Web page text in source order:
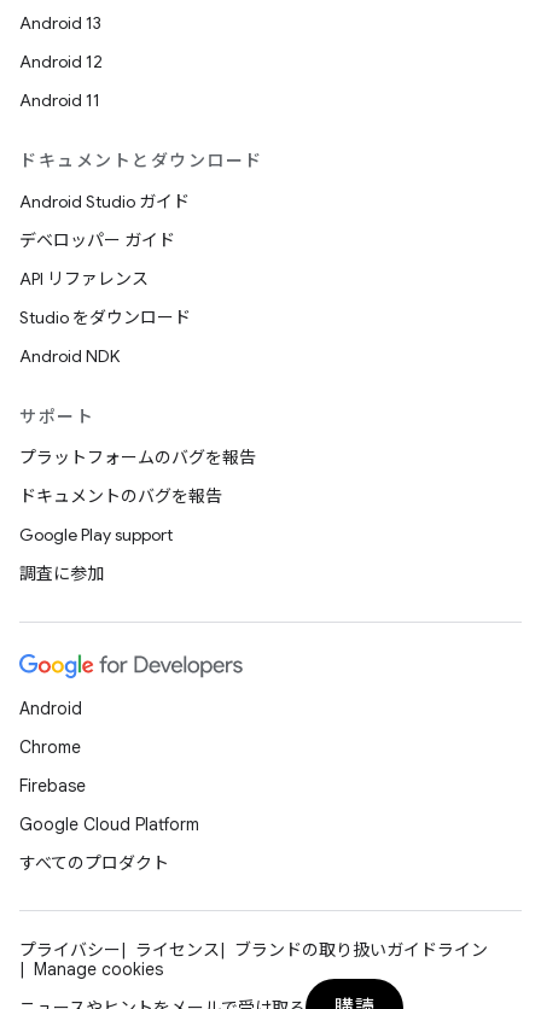
Android 13
Android 12
Android 11
ドキュメントとダウンロード
Android Studio ガイド
デベロッパー ガイド
API リファレンス
Studio をダウンロード
Android NDK
サポート
プラットフォームのバグを報告
ドキュメントのバグを報告
Google Play support
調査に参加
Android
Chrome
Firebase
Google Cloud Platform
すべてのプロダクト
プライバシー ライセンス
ブランドの取り扱いガイドライン
Manage cookies